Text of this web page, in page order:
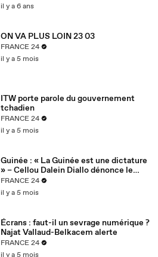
il y a 6 ans
ON VA PLUS LOIN 23 03
FRANCE 24
il y a 5 mois
ITW porte parole du gouvernement
tchadien
FRANCE 24
il y a 5 mois
Guinée : « La Guinée est une dictature
» – Cellou Dalein Diallo dénonce le
régime Doumbouya
FRANCE 24
il y a 5 mois
Écrans : faut-il un sevrage numérique ?
Najat Vallaud-Belkacem alerte
FRANCE 24